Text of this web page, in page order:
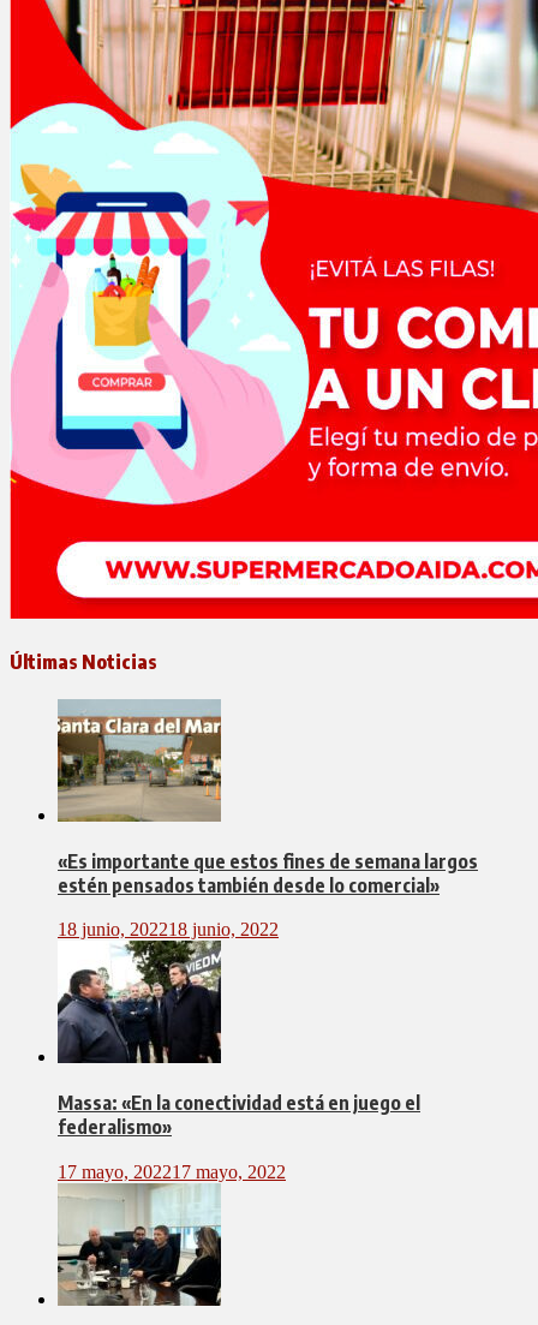
Últimas Noticias
«Es importante que estos fines de semana largos
estén pensados también desde lo comercial»
18 junio, 202218 junio, 2022
Massa: «En la conectividad está en juego el
federalismo»
17 mayo, 202217 mayo, 2022